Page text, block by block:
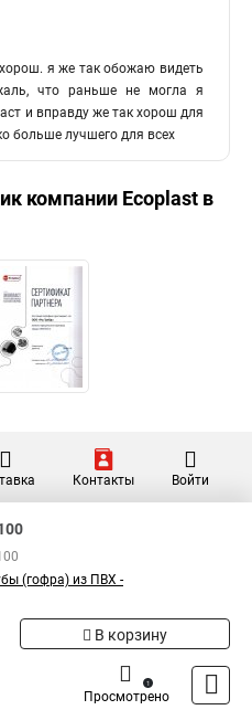
я же так обожаю видеть
что раньше не могла я
и вправду же так хорош для
больше лучшего для всех
компании Ecoplast в
Контакты Войти
(гофра) из ПВХ -
В корзину
Просмотрено
1